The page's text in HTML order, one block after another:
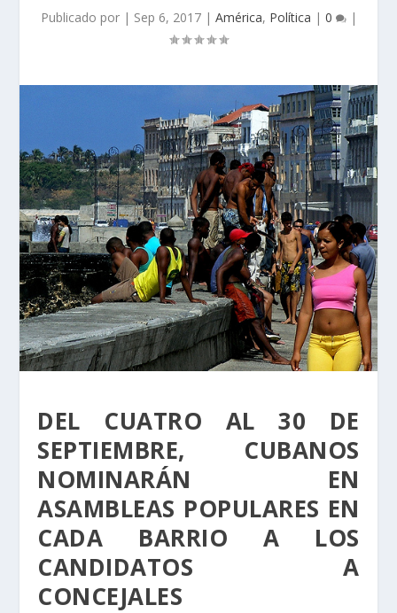
Publicado por | Sep 6, 2017| América, Política | 0 |
DEL CUATRO AL 30 DE
SEPTIEMBRE, CUBANOS
NOMINARÁN EN
ASAMBLEAS POPULARES EN
CADA BARRIO A LOS
CANDIDATOS A
CONCEJALES